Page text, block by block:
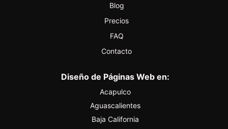
Blog
Precios
FAQ
Contacto
Diseño de Páginas Web en:
Acapulco
Aguascalientes
Baja California